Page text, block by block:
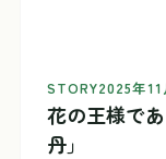
STORY2025年11
花の王様で
丹」